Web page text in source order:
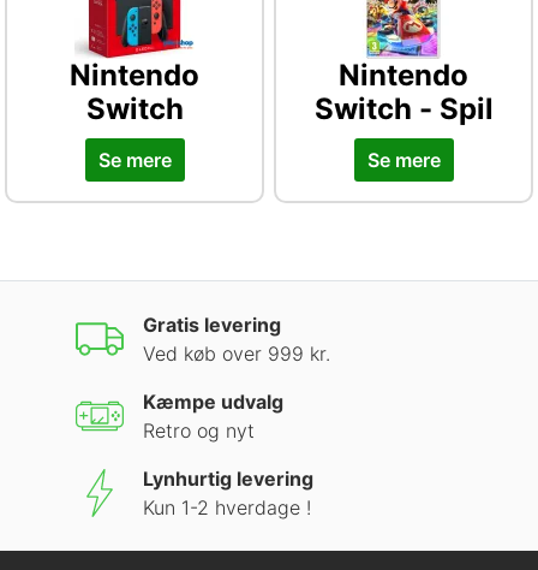
Nintendo
Switch
Se mere
Nintendo
Switch - Spil
Se mere
Gratis levering
Ved køb over 999 kr.
Kæmpe udvalg
Retro og nyt
Lynhurtig levering
Kun 1-2 hverdage !